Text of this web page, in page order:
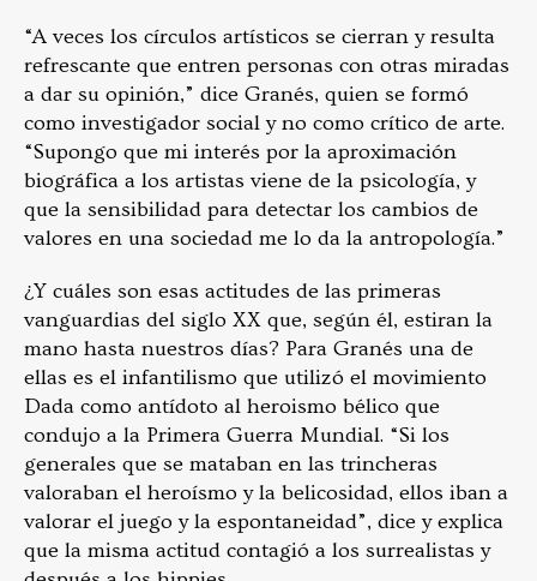
“A veces los círculos artísticos se cierran y resulta
refrescante que entren personas con otras miradas
a dar su opinión,” dice Granés, quien se formó
como investigador social y no como crítico de arte.
“Supongo que mi interés por la aproximación
biográfica a los artistas viene de la psicología, y
que la sensibilidad para detectar los cambios de
valores en una sociedad me lo da la antropología.”
¿Y cuáles son esas actitudes de las primeras
vanguardias del siglo XX que, según él, estiran la
mano hasta nuestros días? Para Granés una de
ellas es el infantilismo que utilizó el movimiento
Dada como antídoto al heroismo bélico que
condujo a la Primera Guerra Mundial. “Si los
generales que se mataban en las trincheras
valoraban el heroísmo y la belicosidad, ellos iban a
valorar el juego y la espontaneidad”, dice y explica
que la misma actitud contagió a los surrealistas y